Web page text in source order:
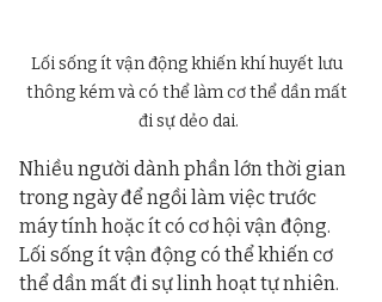
Lối sống ít vận động khiến khí huyết lưu
thông kém và có thể làm cơ thể dần mất
đi sự dẻo dai.
Nhiều người dành phần lớn thời gian
trong ngày để ngồi làm việc trước
máy tính hoặc ít có cơ hội vận động.
Lối sống ít vận động có thể khiến cơ
thể dần mất đi sự linh hoạt tự nhiên.